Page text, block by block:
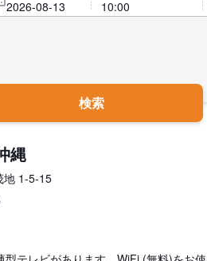
検索
縄
地 1-5-15